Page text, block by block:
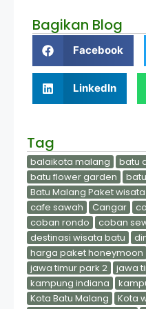
Bagikan Blog
Facebook
LinkedIn
Tag
balaikota malang batu
batu flower garden
Batu Malang Paket
cafe sawah
Cangar
coban rondo
coban
destinasi wisata batu
harga paket honeymoon
jawa timur park 2
jawa
kampung indiana
Kota Batu Malang
Kota